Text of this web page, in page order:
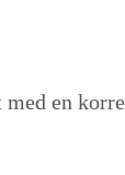
med en